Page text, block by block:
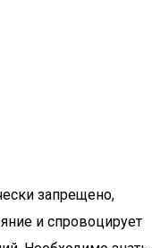
запрещено,
и спровоцирует